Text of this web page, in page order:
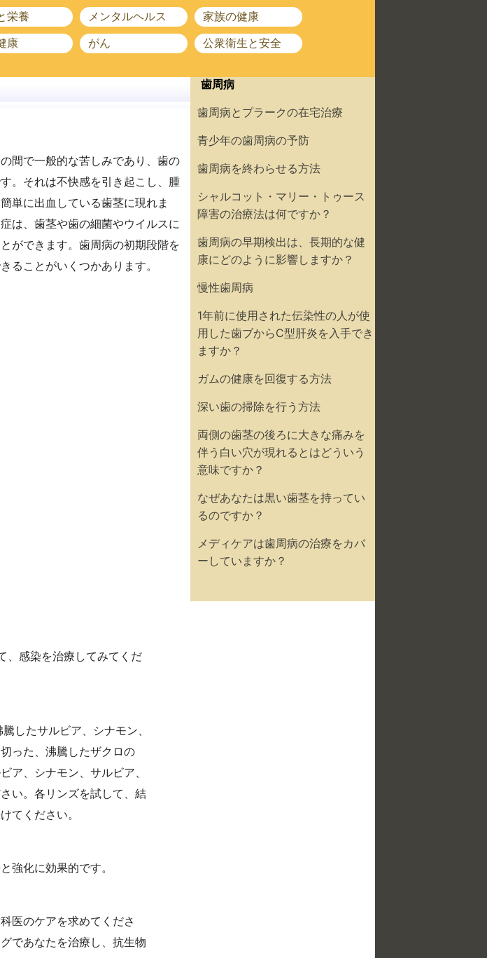
栄養 メンタルヘルス
家族の健康
康 がん 公衆衛生と安全
間で一般的な苦しみであり、歯の
。それは不快感を引き起こし、腫
単に出血している歯茎に現れま
は、歯茎や歯の細菌やウイルスに
ができます。歯周病の初期段階を
ることがいくつかあります。
、感染を治療してみてくだ
したサルビア、シナモン、
った、沸騰したザクロの
ア、シナモン、サルビア、
い。各リンズを試して、結
てください。
強化に効果的です。
医のケアを求めてくださ
であなたを治療し、抗生物
歯周病
歯周病とプラークの在宅治療
青少年の歯周病の予防
歯周病を終わらせる方法
シャルコット・マリー・トゥース
障害の治療法は何ですか？
歯周病の早期検出は、長期的な健
康にどのように影響しますか？
慢性歯周病
1年前に使用された伝染性の人が使
用した歯ブからC型肝炎を入手でき
ますか？
ガムの健康を回復する方法
深い歯の掃除を行う方法
両側の歯茎の後ろに大きな痛みを
伴う白い穴が現れるとはどういう
意味ですか？
なぜあなたは黒い歯茎を持ってい
るのですか？
メディケアは歯周病の治療をカバ
ーしていますか？